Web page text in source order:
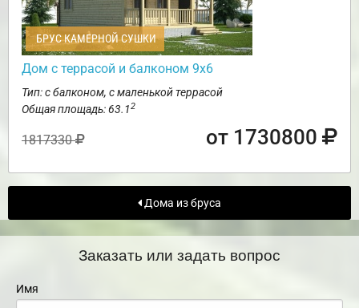
БРУС КАМЕРНОЙ СУШКИ
Дом с террасой и балконом 9х6
Тип: с балконом, с маленькой террасой
Общая площадь: 63.12
1817330 от 1730800
Дома из бруса
Заказать или задать вопрос
Имя